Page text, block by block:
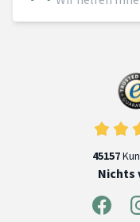
45157
Nichts